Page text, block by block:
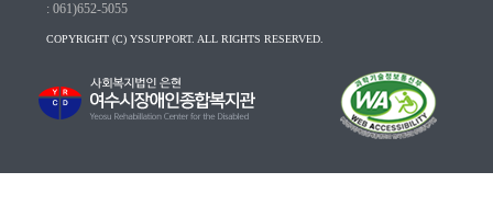
: 061)652-5055
COPYRIGHT (C) YSSUPPORT. ALL RIGHTS RESERVED.
크(WA인증마크)